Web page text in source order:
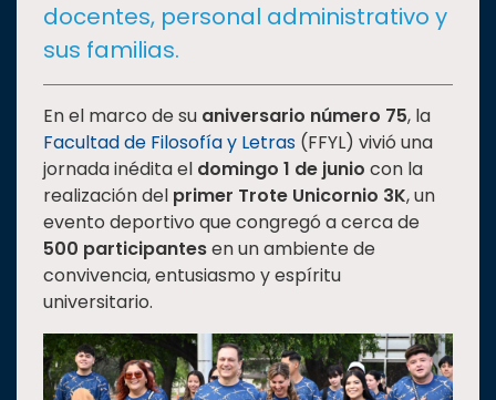
SALUD
SUSTENTABILIDAD
TEMAS
Oferta
educativa
Estudiantes
Rectoría
Investigación
docentes, personal administrativo y
sus familias.
En el marco de su aniversario número 75, la
Facultad de Filosofía y Letras (FFYL) vivió una
jornada inédita el domingo 1 de junio con la
realización del primer Trote Unicornio 3K, un
evento deportivo que congregó a cerca de
500 participantesen un ambiente de
convivencia, entusiasmo y espíritu
universitario.